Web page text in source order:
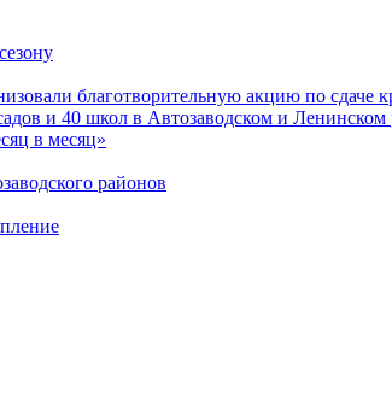
благотворительную акцию по сдаче
и 40 школ в Автозаводском и Ленинском
в месяц»
районов